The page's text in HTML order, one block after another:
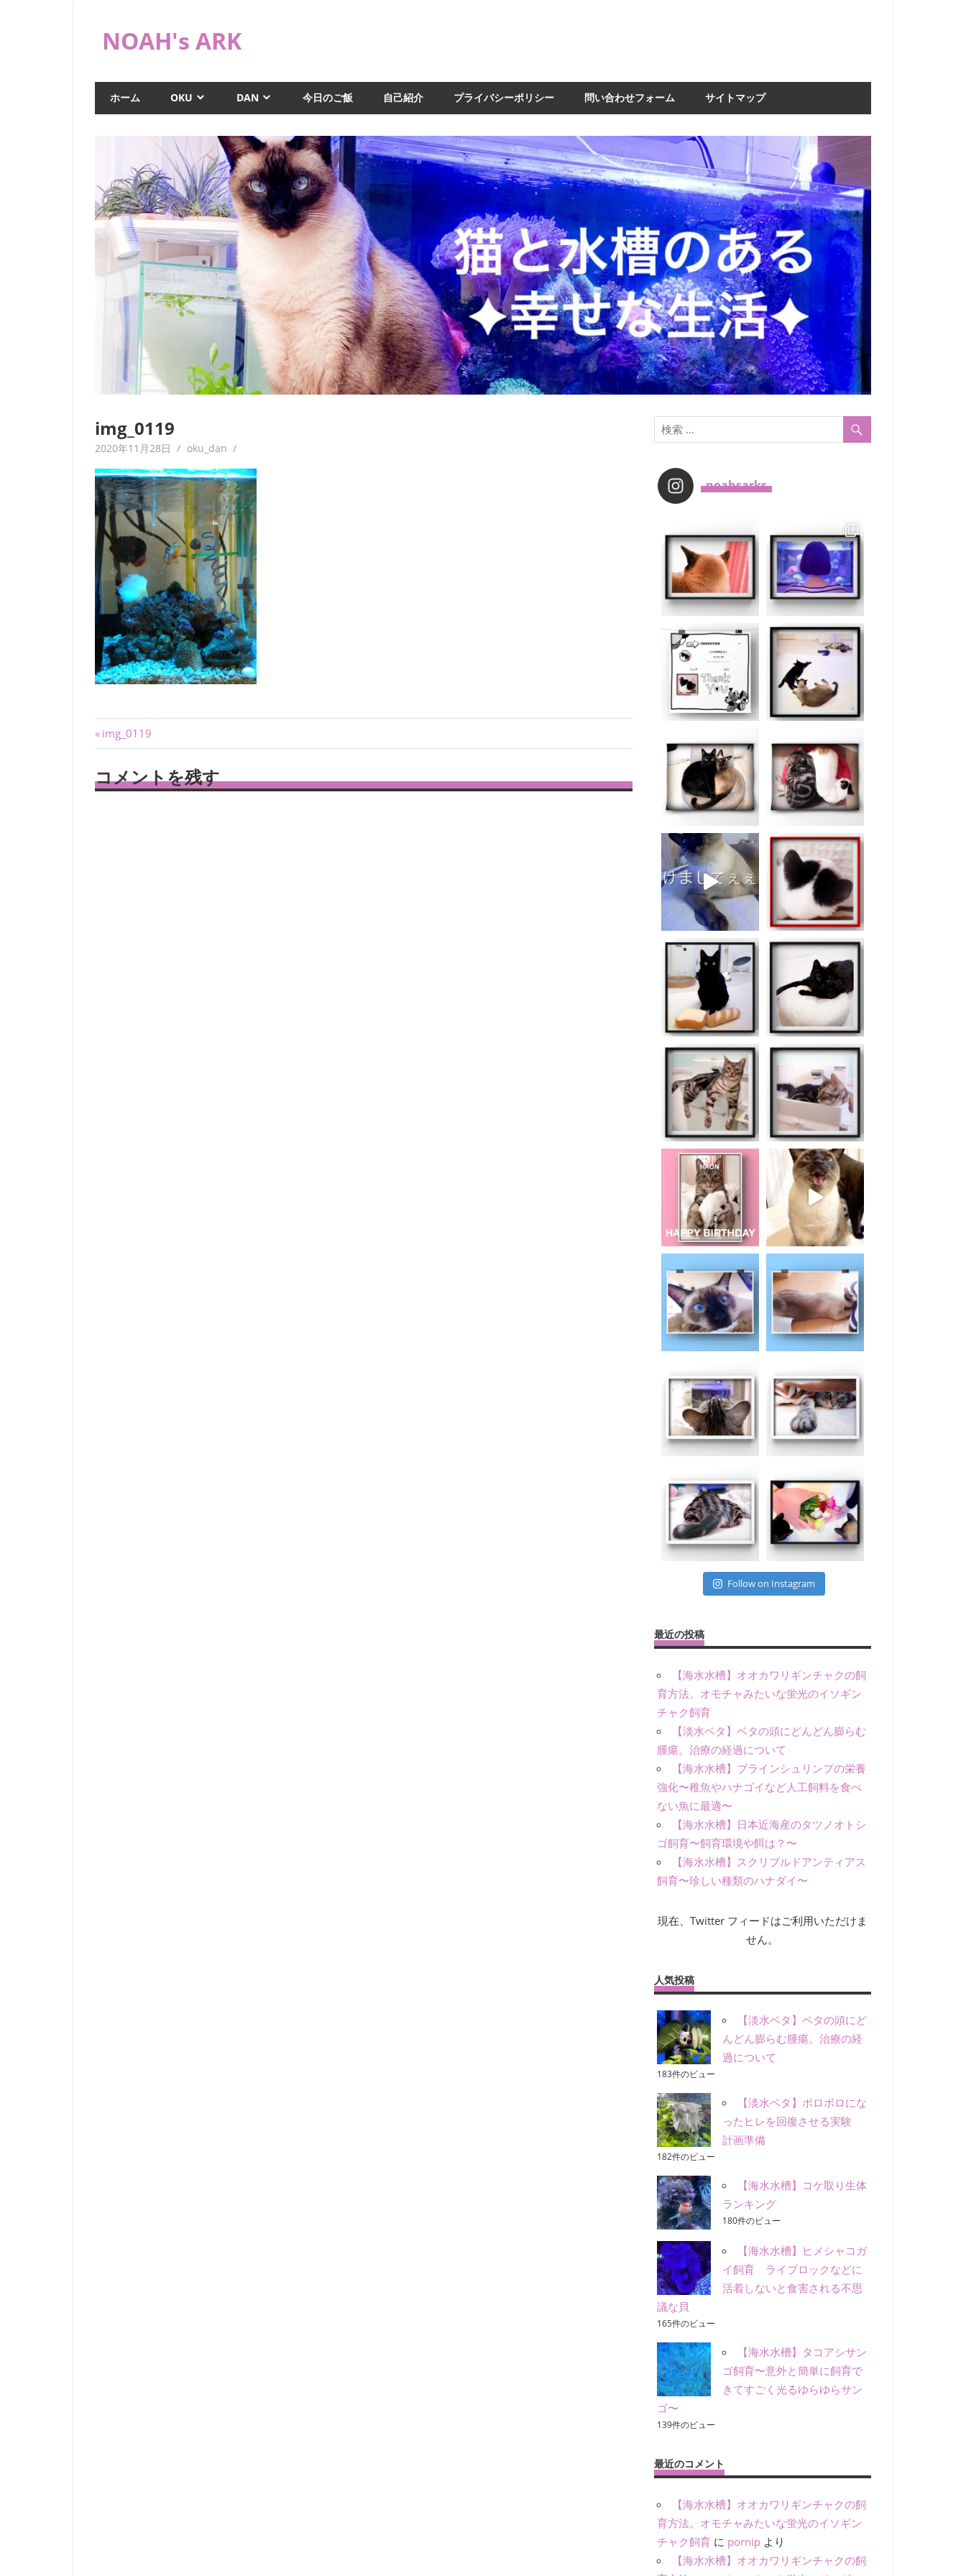
NOAH's ARK
や
海
ど
日
常
グ
ホーム OKU DAN 今日のご飯 自己紹介 プライバシーポリシー 問い合わせフォーム サイトマップ
img_0119
2020年11月28日 oku_dan
投
稿
ナ
前
の
記
事:
img_0119
コメントを残す
_noahsarks_
Follow on Instagram
最近の投稿
【海水水槽】オオカワリギンチャクの飼
育方法。オモチャみたいな蛍光のイソギン
チャク飼育
【淡水ベタ】ベタの頭にどんどん膨らむ
腫瘍。治療の経過について
【海水水槽】ブラインシュリンプの栄養
強化〜稚魚やハナゴイなど人工飼料を食べ
ない魚に最適〜
【海水水槽】日本近海産のタツノオトシ
ゴ飼育〜飼育環境や餌は？〜
【海水水槽】スクリブルドアンティアス
飼育〜珍しい種類のハナダイ〜
現在、Twitter フィードはご利用いただけま
せん。
人気投稿
【淡水ベタ】ベタの頭にど
んどん膨らむ腫瘍。治療の経
過について
183件のビュー
【淡水ベタ】ボロボロにな
ったヒレを回復させる実験
計画準備
182件のビュー
【海水水槽】コケ取り生体
ランキング
180件のビュー
【海水水槽】ヒメシャコガ
イ飼育 ライブロックなどに
活着しないと食害される不思
議な貝
165件のビュー
【海水水槽】タコアシサン
ゴ飼育〜意外と簡単に飼育で
きてすごく光るゆらゆらサン
ゴ〜
139件のビュー
最近のコメント
【海水水槽】オオカワリギンチャクの飼
育方法。オモチャみたいな蛍光のイソギン
チャク飼育 に pornip より
【海水水槽】オオカワリギンチャクの飼